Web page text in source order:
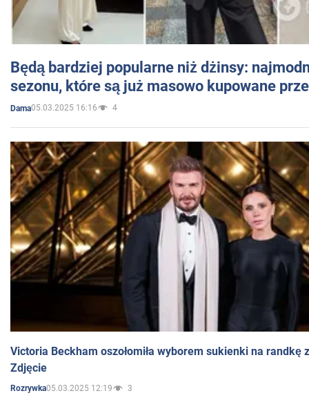
Będą bardziej popularne niż dżinsy:
sezonu, które są już masowo kupowane
Dama05.03.2025 16:16 4
Victoria Beckham oszołomiła wyborem sukienki na randkę
Zdjęcie
Rozrywka05.03.2025 12:19 3